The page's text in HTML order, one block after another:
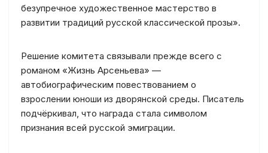
безупречное художественное мастерство в
развитии традиций русской классической прозы».
Решение комитета связывали прежде всего с
романом «Жизнь Арсеньева» —
автобиографическим повествованием о
взрослении юноши из дворянской среды. Писатель
подчёркивал, что награда стала символом
признания всей русской эмиграции.